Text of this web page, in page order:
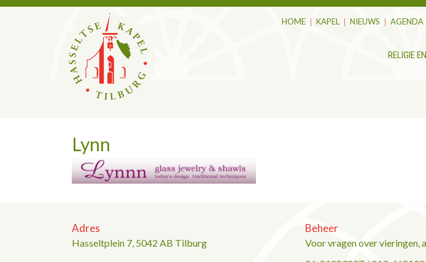
HOME KAPEL NIEUWS AGENDA
RELIGIE
Lynn
Adres
Hasseltplein 7, 5042 AB Tilburg
Beheer
Voor vragen over vieringen,